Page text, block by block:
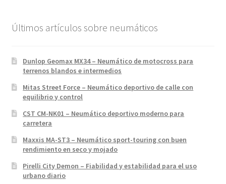
Últimos artículos sobre neumáticos
Dunlop Geomax MX34 – Neumático de motocross para
terrenos blandos e intermedios
Mitas Street Force – Neumático deportivo de calle con
equilibrio y control
CST CM-NK01 – Neumático deportivo moderno para
carretera
Maxxis MA-ST3 – Neumático sport-touring con buen
rendimiento en seco y mojado
Pirelli City Demon – Fiabilidad y estabilidad para el uso
urbano diario